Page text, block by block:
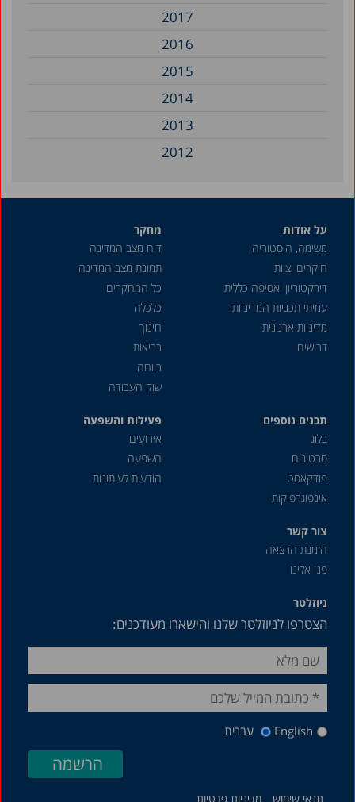
2017
2016
2015
2014
2013
2012
על אודות
משימה, היסטוריה
חוקרים וצוות
דירקטוריון ואסיפה כללית
עמיתי תכניות המדיניות
מדיניות ארגונית
דרושים
מחקר
דוח מצב המדינה
תמונת מצב המדינה
כל המחקרים
כלכלה
חינוך
בריאות
רווחה
שוק העבודה
תכנים נוספים
בלוג
סרטונים
פודקאסט
אינפוגרפיקות
פעילות והשפעה
אירועים
השפעה
הודעות לעיתונות
צור קשר
הזמנת הרצאה
פנו אלינו
ניוזלטר
הצטרפו לניוזלטר שלנו והישארו מעודכנים:
English עברית
תנאי שימוש מדיניות פרטיות